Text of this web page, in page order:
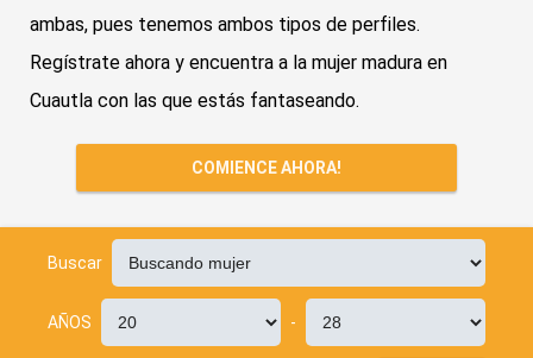
ambas, pues tenemos ambos tipos de perfiles.
Regístrate ahora y encuentra a la mujer madura en
Cuautla con las que estás fantaseando.
COMIENCE AHORA!
Buscar
AÑOS -